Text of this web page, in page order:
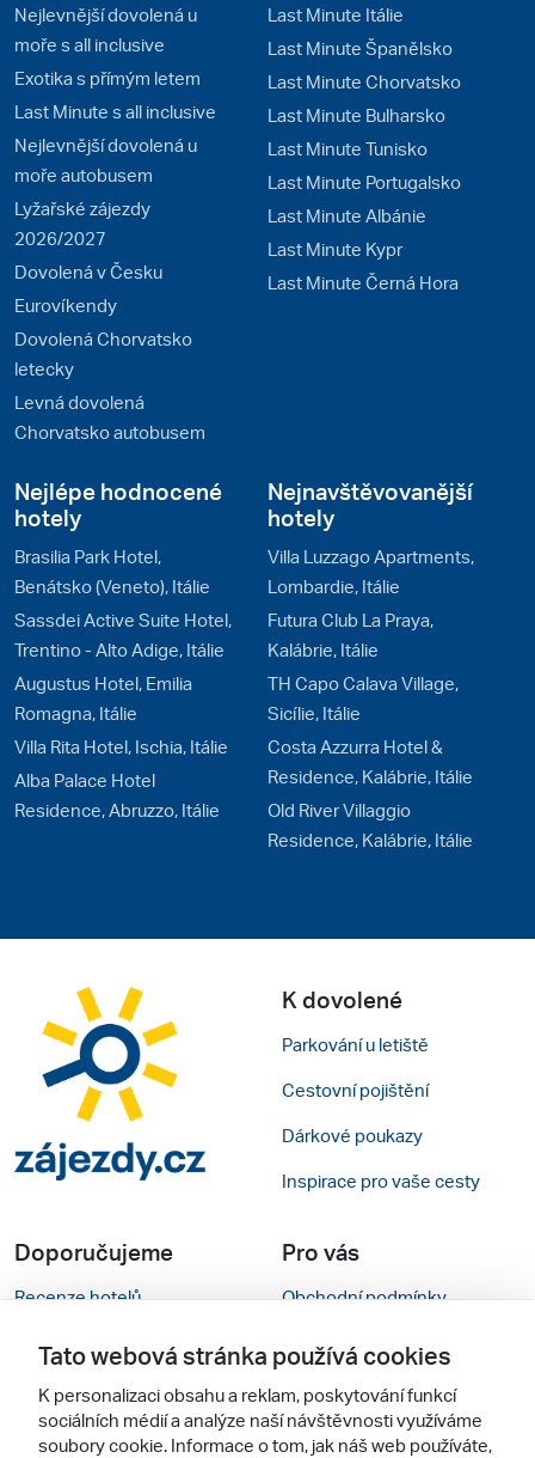
Nejlevnější dovolená u
moře s all inclusive
Exotika s přímým letem
Last Minute s all inclusive
Nejlevnější dovolená u
moře autobusem
Lyžařské zájezdy
2026/2027
Dovolená v Česku
Eurovíkendy
Dovolená Chorvatsko
letecky
Levná dovolená
Chorvatsko autobusem
Last Minute Itálie
Last Minute Španělsko
Last Minute Chorvatsko
Last Minute Bulharsko
Last Minute Tunisko
Last Minute Portugalsko
Last Minute Albánie
Last Minute Kypr
Last Minute Černá Hora
Nejlépe hodnocené
hotely
Brasilia Park Hotel,
Benátsko (Veneto), Itálie
Sassdei Active Suite Hotel,
Trentino - Alto Adige, Itálie
Augustus Hotel, Emilia
Romagna, Itálie
Villa Rita Hotel, Ischia, Itálie
Alba Palace Hotel
Residence, Abruzzo, Itálie
Nejnavštěvovanější
hotely
Villa Luzzago Apartments,
Lombardie, Itálie
Futura Club La Praya,
Kalábrie, Itálie
TH Capo Calava Village,
Sicílie, Itálie
Costa Azzurra Hotel &
Residence, Kalábrie, Itálie
Old River Villaggio
Residence, Kalábrie, Itálie
K dovolené
Parkování u letiště
Cestovní pojištění
Dárkové poukazy
Inspirace pro vaše cesty
Doporučujeme
Recenze hotelů
Rady na cestu
Cestovní kanceláře
Zájazdy.sk
Pro vás
Obchodní podmínky
Kontakty
Nastavení cookies
Verze webu pro PC
Tato webová stránka používá cookies
K personalizaci obsahu a reklam, poskytování funkcí
sociálních médií a analýze naší návštěvnosti využíváme
soubory cookie. Informace o tom, jak náš web používáte,